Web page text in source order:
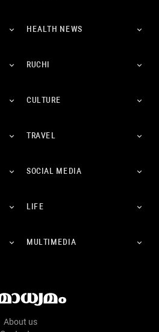
HEALTH NEWS
RUCHI
CULTURE
TRAVEL
SOCIAL MEDIA
LIFE
MULTIMEDIA
About us